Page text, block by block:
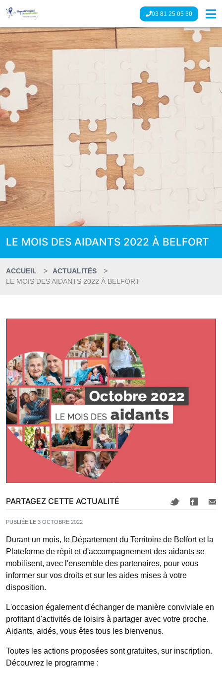
03 81 25 05 30
LE MOIS DES AIDANTS 2022 À BELFORT
ACCUEIL
ACTUALITÉS
LE MOIS DES AIDANTS 2022 À BELFORT
PARTAGEZ CETTE ACTUALITÉ
PUBLIÉE LE 3 OCTOBRE 2022
Durant un mois, le Département du Territoire de Belfort et la
Plateforme de répit et d'accompagnement des aidants se
mobilisent, avec l'ensemble des partenaires, pour vous
informer sur vos droits et sur les aides mises à votre
disposition.
L'occasion également d'échanger de manière conviviale en
profitant d'activités de loisirs à partager avec votre proche.
Aidants, aidés, vous êtes tous les bienvenus.
Toutes les actions proposées sont gratuites, sur inscription.
Découvrez le programme :